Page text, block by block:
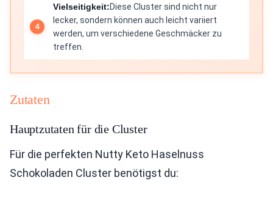
Vielseitigkeit:Diese Cluster sind nicht nur
lecker, sondern können auch leicht variiert
werden, um verschiedene Geschmäcker zu
treffen.
Zutaten
Hauptzutaten für die Cluster
Für die perfekten Nutty Keto Haselnuss
Schokoladen Cluster benötigst du: